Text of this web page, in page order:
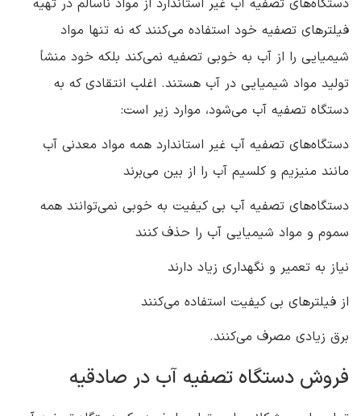
فیلترهای تصفیه خود استفاده می‌کنند که نه تنها مواد
شیمیایی را از آب به خوبی تصفیه نمی‌کند بلکه خود منشأ
تولید مواد شیمیایی در آب هستند. اغلب انتقادی که به
دستگاه تصفیه آب می‌شود، موارد زیر است:
دستگاه‌های تصفیه آب غیر استاندارد همه مواد معدنی آب
مانند منیزیم و کلسیم آب را از بین می‌برند
دستگاه‌های تصفیه آب بی کیفیت به خوبی نمی‌توانند همه
سموم و مواد شیمیایی آب را حذف کنند
نیاز به تعمیر و نگهداری زیاد دارند
از فیلترهای بی کیفیت استفاده می‌کنند
برق زیادی مصرف می‌کنند.
فروش دستگاه تصفیه آب در صادقیه